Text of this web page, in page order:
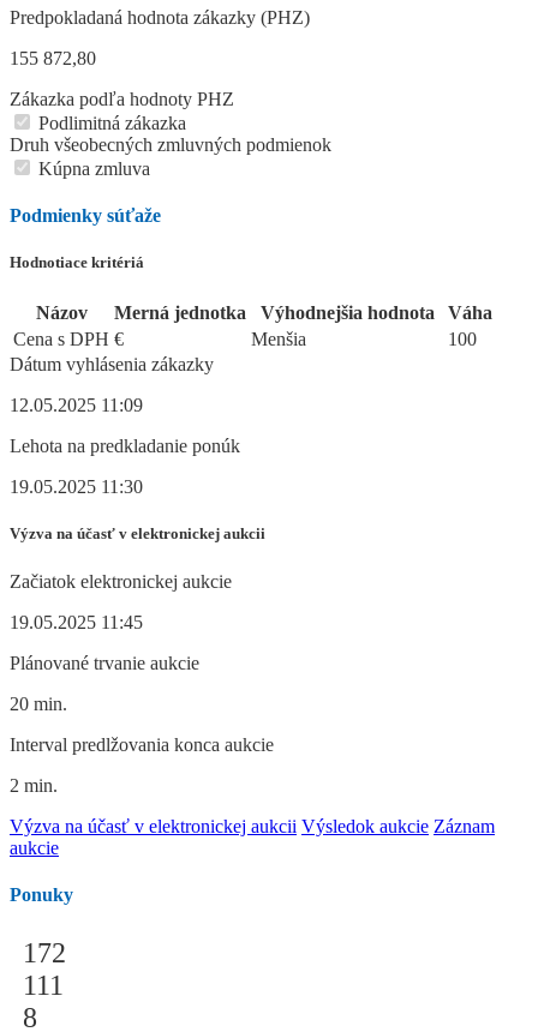
Predpokladaná hodnota zákazky (PHZ)
155 872,80
Zákazka podľa hodnoty PHZ
Podlimitná zákazka
Druh všeobecných zmluvných podmienok
Kúpna zmluva
Podmienky súťaže
Hodnotiace kritériá
Názov Merná jednotka Výhodnejšia hodnota
Váha
Cena s DPH € Menšia
100
Dátum vyhlásenia zákazky
12.05.2025 11:09
Lehota na predkladanie ponúk
19.05.2025 11:30
Výzva na účasť v elektronickej aukcii
Začiatok elektronickej aukcie
19.05.2025 11:45
Plánované trvanie aukcie
20 min.
Interval predlžovania konca aukcie
2 min.
Výzva na účasť v elektronickej aukcii Výsledok aukcie Záznam
aukcie
Ponuky
172
111
8